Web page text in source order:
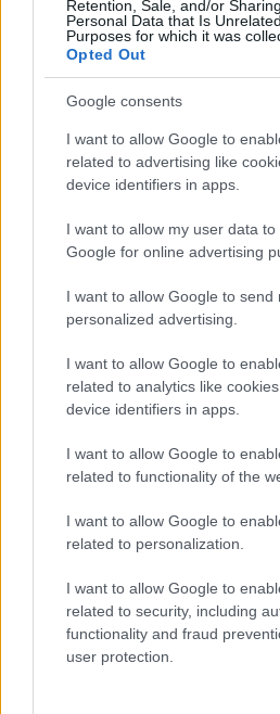
Retention, Sale, and/or
Personal Data that Is
Purposes for which it was
Opted Out
Google consents
I want to allow Google to
related to advertising like
device identifiers in apps.
I want to allow my user data
Google for online advertising
I want to allow Google to send
personalized advertising.
I want to allow Google to
related to analytics like
device identifiers in apps.
I want to allow Google to
related to functionality of the
I want to allow Google to
related to personalization.
I want to allow Google to
related to security, including
functionality and fraud
user protection.
Continua a leggere
SERVIZI PER LE AZIENDE